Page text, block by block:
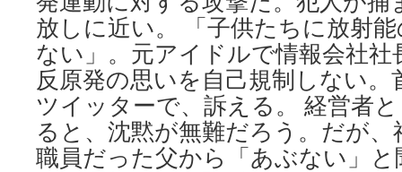
放しに近い。 「子供たちに放射
ない」。元アイドルで情報会社
反原発の思いを自己規制しない
ツイッターで、訴える。 経営者
ると、沈黙が無難だろう。だが、
職員だった父から「あぶない」